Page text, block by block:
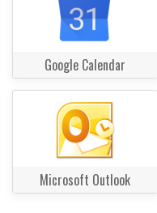
Google Calendar
Microsoft Outlook